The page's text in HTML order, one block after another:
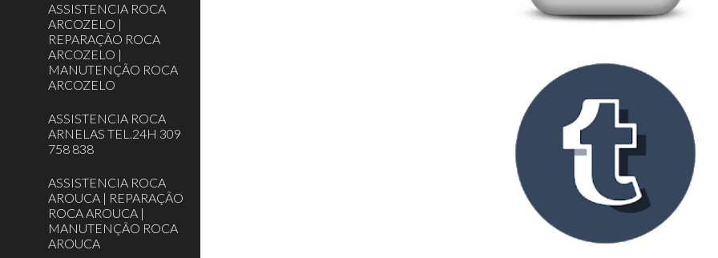
ASSISTENCIA ROCA
ARCOZELO |
REPARAÇÃO ROCA
ARCOZELO |
MANUTENÇÃO ROCA
ARCOZELO
ASSISTENCIA ROCA
ARNELAS TEL.24H 309
758 838
ASSISTENCIA ROCA
AROUCA | REPARAÇÃO
ROCA AROUCA |
MANUTENÇÃO ROCA
AROUCA